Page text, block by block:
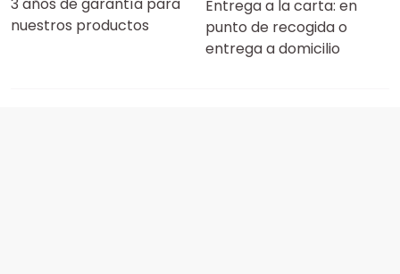
nuestros productos
Entrega a la carta: en
punto de recogida o
entrega a domicilio